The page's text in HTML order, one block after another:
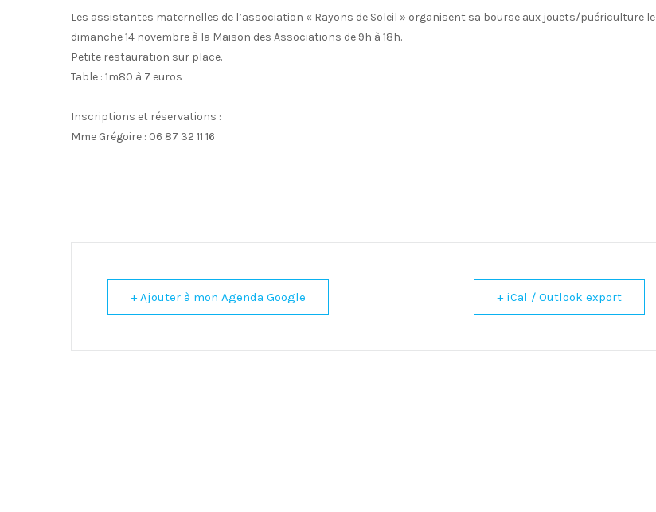
Les assistantes maternelles de l’association « Rayons de Soleil » organisent sa bourse aux jouets/puériculture le
dimanche 14 novembre à la Maison des Associations de 9h à 18h.
Petite restauration sur place.
Table : 1m80 à 7 euros
Inscriptions et réservations :
Mme Grégoire : 06 87 32 11 16
+ Ajouter à mon Agenda Google + iCal / Outlook export